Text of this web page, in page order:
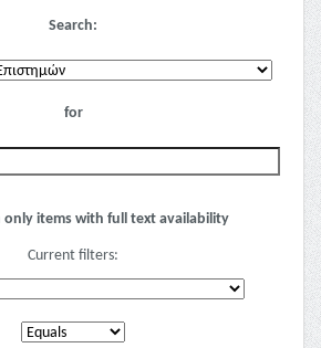
Search:
for
only items with full text availability
Current filters: